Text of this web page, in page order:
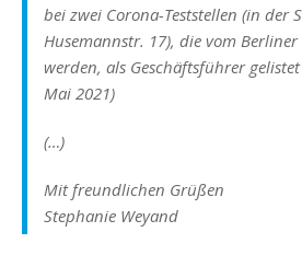
bei zwei Corona-Teststellen (in der
Husemannstr. 17), die vom
werden, als Geschäftsführer gelistet
Mai 2021)
(…)
Mit freundlichen Grüßen
Stephanie Weyand